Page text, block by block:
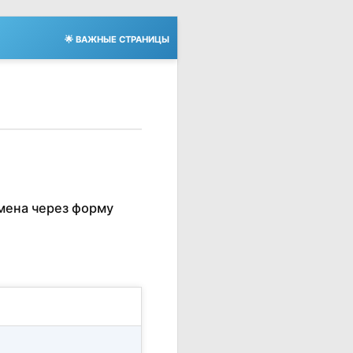
🌟 ВАЖНЫЕ СТРАНИЦЫ
через форму